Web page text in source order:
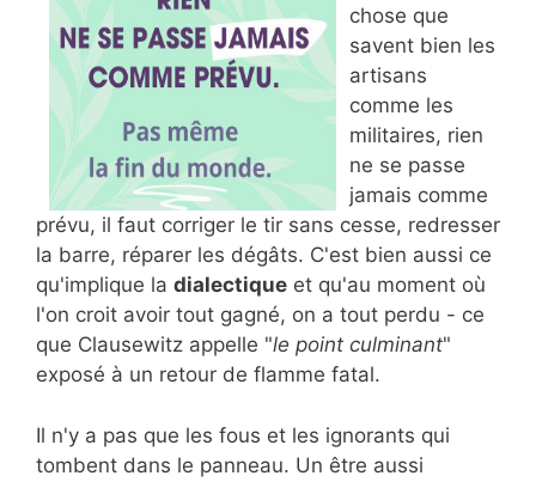
chose que
savent bien les
artisans
comme les
militaires, rien
ne se passe
jamais comme
prévu, il faut corriger le tir sans cesse, redresser
la barre, réparer les dégâts. C'est bien aussi ce
qu'implique la dialectique et qu'au moment où
l'on croit avoir tout gagné, on a tout perdu - ce
que Clausewitz appelle "le point culminant"
exposé à un retour de flamme fatal.
Il n'y a pas que les fous et les ignorants qui
tombent dans le panneau. Un être aussi